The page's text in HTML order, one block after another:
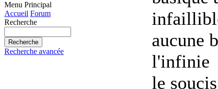
Menu Principal
Accueil Forum
Recherche
Recherche avancée
aucune
l'infinie
le